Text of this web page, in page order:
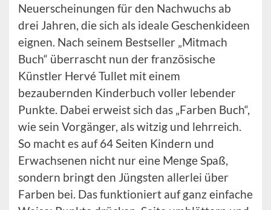
Neuerscheinungen für den Nachwuchs ab
drei Jahren, die sich als ideale Geschenkideen
eignen. Nach seinem Bestseller „Mitmach
Buch“ überrascht nun der französische
Künstler Hervé Tullet mit einem
bezaubernden Kinderbuch voller lebender
Punkte. Dabei erweist sich das „Farben Buch“,
wie sein Vorgänger, als witzig und lehrreich.
So macht es auf 64 Seiten Kindern und
Erwachsenen nicht nur eine Menge Spaß,
sondern bringt den Jüngsten allerlei über
Farben bei. Das funktioniert auf ganz einfache